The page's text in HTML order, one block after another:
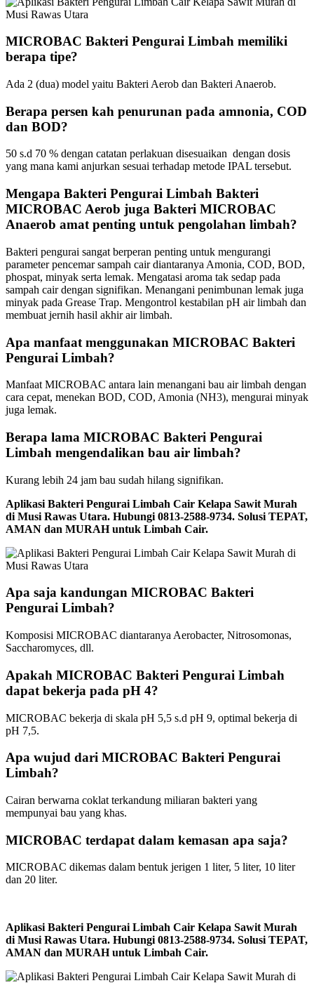
MICROBAC Bakteri Pengurai Limbah memiliki
berapa tipe?
Ada 2 (dua) model yaitu Bakteri Aerob dan Bakteri Anaerob.
Berapa persen kah penurunan pada amnonia, COD
dan BOD?
50 s.d 70 % dengan catatan perlakuan disesuaikan dengan dosis
yang mana kami anjurkan sesuai terhadap metode IPAL tersebut.
Mengapa Bakteri Pengurai Limbah Bakteri
MICROBAC Aerob juga Bakteri MICROBAC
Anaerob amat penting untuk pengolahan limbah?
Bakteri pengurai sangat berperan penting untuk mengurangi
parameter pencemar sampah cair diantaranya Amonia, COD, BOD,
phospat, minyak serta lemak. Mengatasi aroma tak sedap pada
sampah cair dengan signifikan. Menangani penimbunan lemak juga
minyak pada Grease Trap. Mengontrol kestabilan pH air limbah dan
membuat jernih hasil akhir air limbah.
Apa manfaat menggunakan MICROBAC Bakteri
Pengurai Limbah?
Manfaat MICROBAC antara lain menangani bau air limbah dengan
cara cepat, menekan BOD, COD, Amonia (NH3), mengurai minyak
juga lemak.
Berapa lama MICROBAC Bakteri Pengurai
Limbah mengendalikan bau air limbah?
Kurang lebih 24 jam bau sudah hilang signifikan.
Aplikasi Bakteri Pengurai Limbah Cair Kelapa Sawit Murah
di Musi Rawas Utara. Hubungi 0813-2588-9734. Solusi TEPAT,
AMAN dan MURAH untuk Limbah Cair.
Apa saja kandungan MICROBAC Bakteri
Pengurai Limbah?
Komposisi MICROBAC diantaranya Aerobacter, Nitrosomonas,
Saccharomyces, dll.
Apakah MICROBAC Bakteri Pengurai Limbah
dapat bekerja pada pH 4?
MICROBAC bekerja di skala pH 5,5 s.d pH 9, optimal bekerja di
pH 7,5.
Apa wujud dari MICROBAC Bakteri Pengurai
Limbah?
Cairan berwarna coklat terkandung miliaran bakteri yang
mempunyai bau yang khas.
MICROBAC terdapat dalam kemasan apa saja?
MICROBAC dikemas dalam bentuk jerigen 1 liter, 5 liter, 10 liter
dan 20 liter.
Aplikasi Bakteri Pengurai Limbah Cair Kelapa Sawit Murah
di Musi Rawas Utara. Hubungi 0813-2588-9734. Solusi TEPAT,
AMAN dan MURAH untuk Limbah Cair.